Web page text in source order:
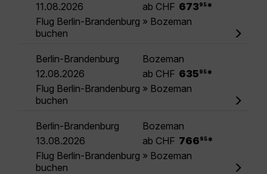
11.08.2026
ab CHF 673 95 *
Flug Berlin-Brandenburg » Bozeman
buchen
Berlin-Brandenburg
Bozeman
12.08.2026
ab CHF 635 95 *
Flug Berlin-Brandenburg » Bozeman
buchen
Berlin-Brandenburg
Bozeman
13.08.2026
ab CHF 766 95 *
Flug Berlin-Brandenburg » Bozeman
buchen